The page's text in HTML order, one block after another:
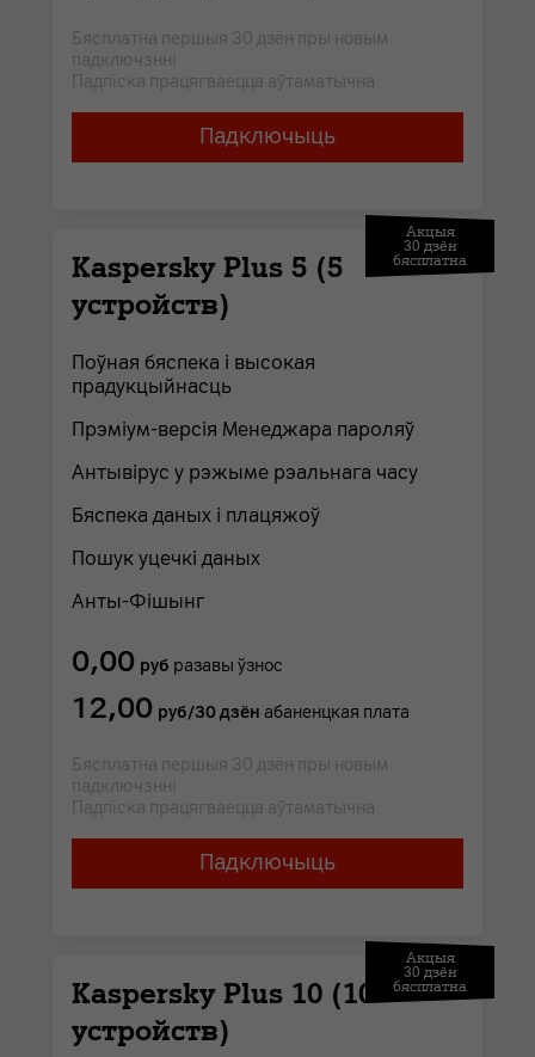
Бясплатна першыя 30 дзён пры новым
падключэнні
Падпіска працягваецца аўтаматычна
Падключыць
Акцыя
30 дзён
бясплатна
Kaspersky Plus 5 (5
устройств)
Поўная бяспека і высокая
прадукцыйнасць
Прэміум-версія Менеджара пароляў
Антывірус у рэжыме рэальнага часу
Бяспека даных і плацяжоў
Пошук уцечкі даных
Анты-Фішынг
0,00 руб разавы ўзнос
12,00 руб/30 дзён абаненцкая плата
Бясплатна першыя 30 дзён пры новым
падключэнні
Падпіска працягваецца аўтаматычна
Падключыць
Акцыя
30 дзён
бясплатна
Kaspersky Plus 10 (10
устройств)